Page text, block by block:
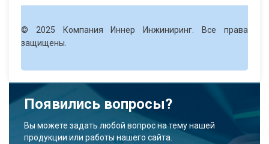
© 2025 Компания Иннер Инжиниринг. Все права
защищены.
Появились вопросы?
Вы можете задать любой вопрос на тему нашей
продукции или работы нашего сайта.